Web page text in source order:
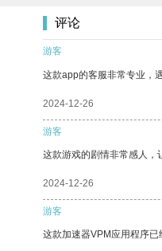
评论
游客
这款app的客服非常专业，
2024-12-26
游客
这款游戏的剧情非常感人，
2024-12-26
游客
这款加速器VPM应用程序已